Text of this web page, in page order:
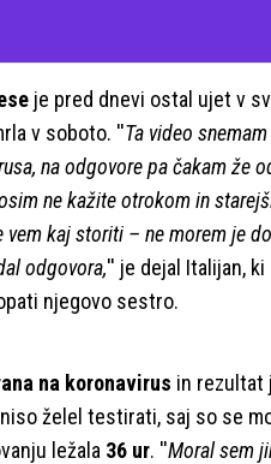
je pred dnevi ostal ujet v
v soboto. ''Ta video
na odgovore pa čakam že
ne kažite otrokom in
kaj storiti – ne morem je
odgovora,'' je dejal Italijan,
njegovo sestro.
na koronavirus in rezultat
želel testirati, saj so se
ležala 36 ur. ''Moral sem